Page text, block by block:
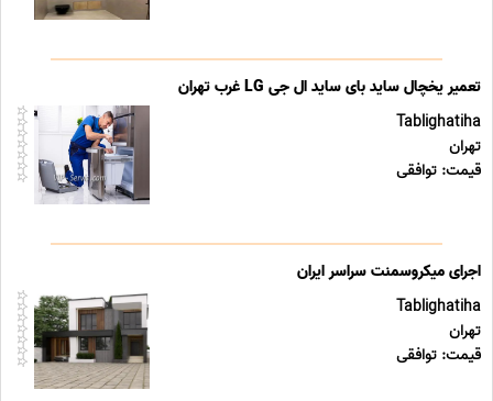
تعمیر یخچال ساید بای ساید ال جی LG غرب تهران
Tablighatiha
تهران
قیمت: توافقی
اجرای میکروسمنت سراسر ایران
Tablighatiha
تهران
قیمت: توافقی